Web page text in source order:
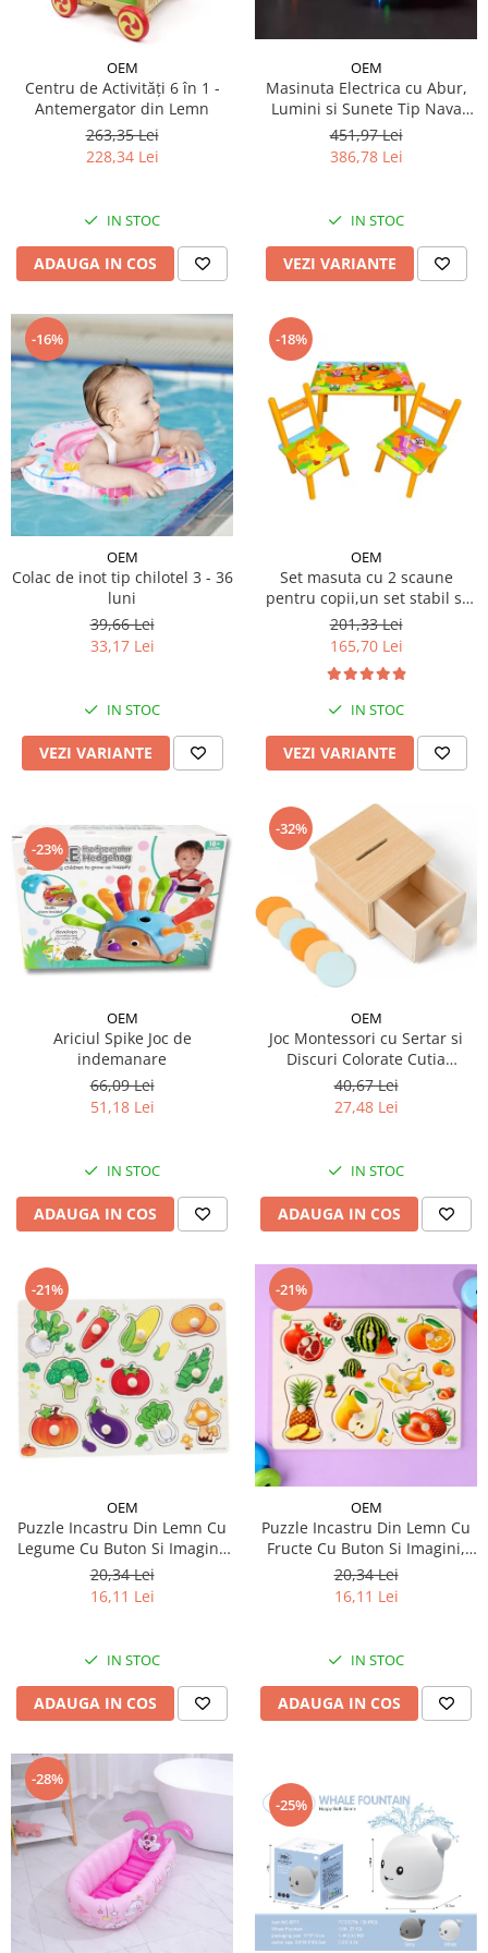
Micul explorator
Nisip kinetic
Pictura, modelaj si accesorii
Tarcuri si corturi
Tarc joaca copii
Tarc joaca cu bile
Corturi copii
OEM
Centru de Activități 6 în 1 -
Antemergator din Lemn
263,35 Lei
228,34 Lei
IN STOC
ADAUGA IN COS
OEM
Masinuta Electrica cu Abur,
Lumini si Sunete Tip Nava
Spatiala
451,97 Lei
386,78 Lei
IN STOC
VEZI VARIANTE
-16%
OEM
Colac de inot tip chilotel 3 - 36
luni
39,66 Lei
33,17 Lei
IN STOC
VEZI VARIANTE
-18%
OEM
Set masuta cu 2 scaune
pentru copii,un set stabil si
rezistent, MDF
201,33 Lei
165,70 Lei
IN STOC
VEZI VARIANTE
-23%
OEM
Ariciul Spike Joc de
indemanare
66,09 Lei
51,18 Lei
IN STOC
ADAUGA IN COS
-32%
OEM
Joc Montessori cu Sertar si
Discuri Colorate Cutia
Permanentei
40,67 Lei
27,48 Lei
IN STOC
ADAUGA IN COS
-21%
OEM
Puzzle Incastru Din Lemn Cu
Legume Cu Buton Si Imagini,
30x22 cm
20,34 Lei
16,11 Lei
IN STOC
ADAUGA IN COS
-21%
OEM
Puzzle Incastru Din Lemn Cu
Fructe Cu Buton Si Imagini,
30x22 cm
20,34 Lei
16,11 Lei
IN STOC
ADAUGA IN COS
-28%
-25%